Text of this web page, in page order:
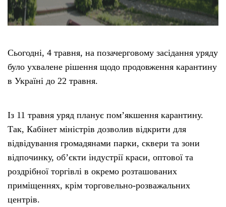
Редакційна політика
Етичний кодекс
Сьогодні, 4 травня, на позачерговому засідання уряду
було ухвалене рішення щодо продовження карантину
в Україні до 22 травня.
Із 11 травня уряд планує пом’якшення карантину.
Так, Кабінет міністрів дозволив відкрити для
відвідування громадянами парки, сквери та зони
відпочинку, об’єкти індустрії краси, оптової та
роздрібної торгівлі в окремо розташованих
приміщеннях, крім торговельно-розважальних
центрів.